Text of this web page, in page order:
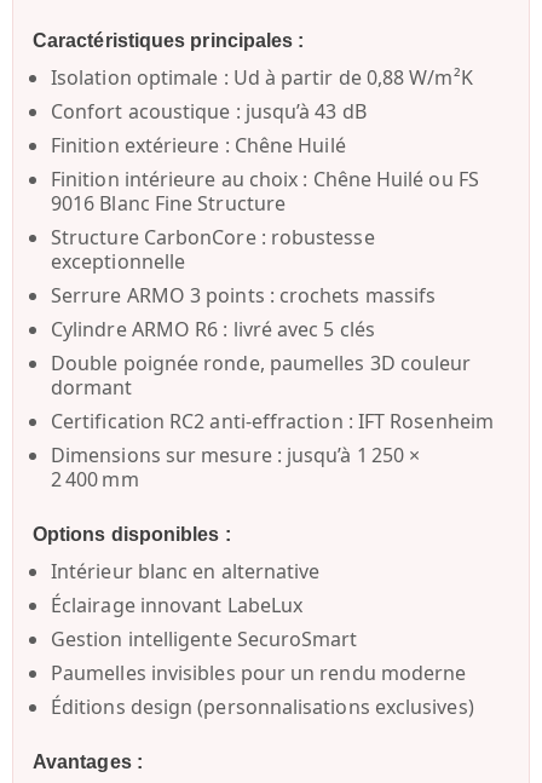
Caractéristiques principales :
Isolation optimale : Ud à partir de0,88 W/m²K
Confort acoustique : jusqu’à43 dB
Finition extérieure : Chêne Huilé
Finition intérieure au choix : Chêne Huilé ou FS
9016 Blanc Fine Structure
Structure CarbonCore : robustesse
exceptionnelle
Serrure ARMO 3 points : crochets massifs
Cylindre ARMO R6 : livré avec 5 clés
Double poignée ronde, paumelles 3D couleur
dormant
Certification RC2 anti-effraction : IFT Rosenheim
Dimensions sur mesure : jusqu’à 1 250 ×
2 400 mm
Options disponibles :
Intérieur blanc en alternative
Éclairage innovant LabeLux
Gestion intelligenteSecuroSmart
Paumelles invisibles pour un rendu moderne
Éditions design (personnalisations exclusives)
Avantages :